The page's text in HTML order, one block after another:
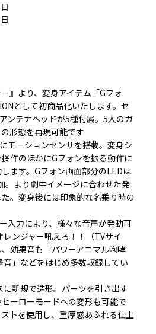
』より、変身アイテム「Gフォ
として初商品化いたします。セ
ンテナヘッドが5種付属。5人のガ
形態を再現可能です
モーションセンサを搭載。変身シ
作のほかにGフォンを振る動作に
ます。Gフォン画面部分のLEDは
。より劇中イメージに合わせた発
。変身後には印象的な名乗り時の
入力により、様々な音声が発動可
ンジャー吼えろ！！（TVサイ
効果音も「パワーアニマル咆哮
」などをはじめ多数収録してい
に新規で造形。パーツを引き出す
ーローモードへの変形も可能で
トを使用し、重厚感あふれる仕上